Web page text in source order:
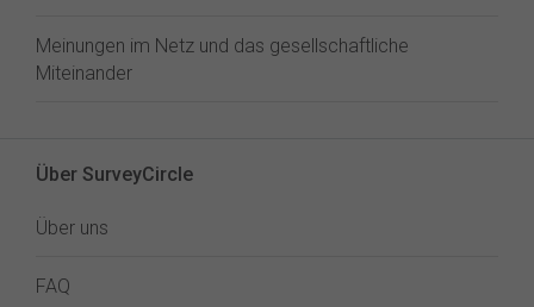
Meinungen im Netz und das gesellschaftliche
Miteinander
Über SurveyCircle
Über uns
FAQ